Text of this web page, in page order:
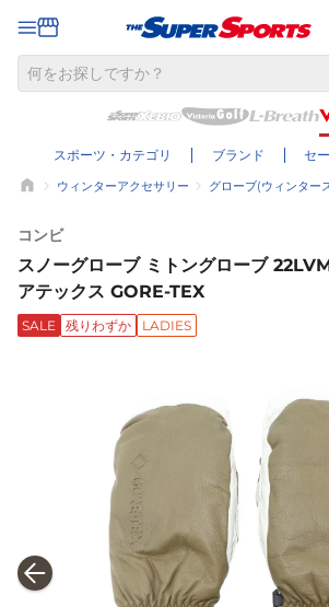
スポーツ・カテゴリ ブランド セ
ウィンターアクセサリー グローブ(ウィンター
コンビ
スノーグローブ ミトングローブ
アテックス GORE-TEX
SALE 残りわずか LADIES